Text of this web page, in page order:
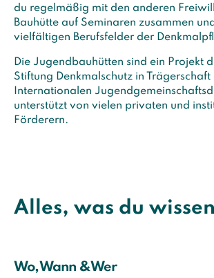
du regelmäßig mit den anderen
Bauhütte auf Seminaren zusammen
vielfältigen Berufsfelder der
Die Jugendbauhütten sind ein Projekt
Stiftung Denkmalschutz in Trägerschaft
Internationalen
unterstützt von vielen privaten und
Förderern.
Alles, was du
Wo, Wann & Wer